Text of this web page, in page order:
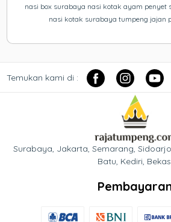
nasi box surabaya nasi kotak ayam penyet
nasi kotak surabaya tumpeng jajan
Temukan kami di :
Surabaya, Jakarta, Semarang,
Batu, Kediri,